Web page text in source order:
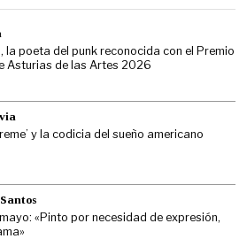
la poeta del punk reconocida con el Premio
Asturias de las Artes 2026
y la codicia del sueño americano
«Pinto por necesidad de expresión,